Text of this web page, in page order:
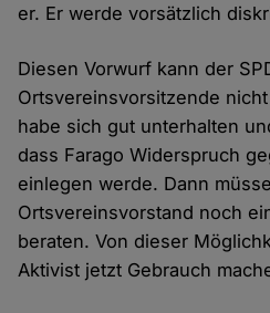
er. Er werde vorsätzlich
Diesen Vorwurf kann der
Ortsvereinsvorsitzende
habe sich gut unterhalten
dass Farago Widerspruch
einlegen werde. Dann
Ortsvereinsvorstand noch
beraten. Von dieser
Aktivist jetzt Gebrauch